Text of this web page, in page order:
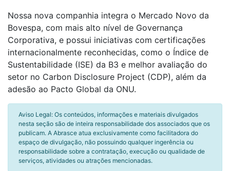
Nossa nova companhia integra o Mercado Novo da
Bovespa, com mais alto nível de Governança
Corporativa, e possui iniciativas com certificações
internacionalmente reconhecidas, como o Índice de
Sustentabilidade (ISE) da B3 e melhor avaliação do
setor no Carbon Disclosure Project (CDP), além da
adesão ao Pacto Global da ONU.
Aviso Legal: Os conteúdos, informações e materiais divulgados
nesta seção são de inteira responsabilidade dos associados que os
publicam. A Abrasce atua exclusivamente como facilitadora do
espaço de divulgação, não possuindo qualquer ingerência ou
responsabilidade sobre a contratação, execução ou qualidade de
serviços, atividades ou atrações mencionadas.